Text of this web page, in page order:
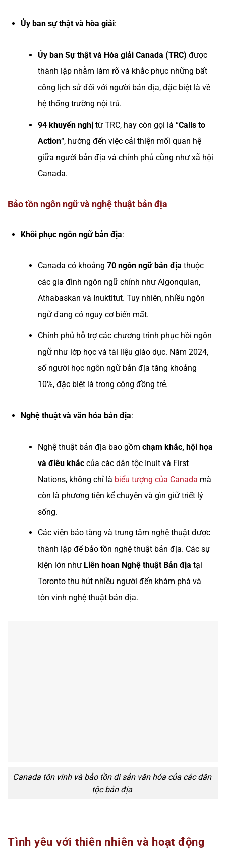
Ủy ban sự thật và hòa giải:
Ủy ban Sự thật và Hòa giải Canada (TRC) được
thành lập nhằm làm rõ và khắc phục những bất
công lịch sử đối với người bản địa, đặc biệt là về
hệ thống trường nội trú.
94 khuyến nghịtừ TRC, hay còn gọi là “Calls to
Action“, hướng đến việc cải thiện mối quan hệ
giữa người bản địa và chính phủ cũng như xã hội
Canada.
Bảo tồn ngôn ngữ và nghệ thuật bản địa
Khôi phục ngôn ngữ bản địa:
Canada có khoảng 70 ngôn ngữ bản địa thuộc
các gia đình ngôn ngữ chính như Algonquian,
Athabaskan và Inuktitut. Tuy nhiên, nhiều ngôn
ngữ đang có nguy cơ biến mất.
Chính phủ hỗ trợ các chương trình phục hồi ngôn
ngữ như lớp học và tài liệu giáo dục. Năm 2024,
số người học ngôn ngữ bản địa tăng khoảng
10%, đặc biệt là trong cộng đồng trẻ.
Nghệ thuật và văn hóa bản địa:
Nghệ thuật bản địa bao gồm chạm khắc, hội họa
và điêu khắccủa các dân tộc Inuit và First
Nations, không chỉ là biểu tượng của Canada mà
còn là phương tiện kể chuyện và gìn giữ triết lý
sống.
Các viện bảo tàng và trung tâm nghệ thuật được
thành lập để bảo tồn nghệ thuật bản địa. Các sự
kiện lớn như Liên hoan Nghệ thuật Bản địa tại
Toronto thu hút nhiều người đến khám phá và
tôn vinh nghệ thuật bản địa.
Canada tôn vinh và bảo tồn di sản văn hóa của các dân
tộc bản địa
Tình yêu với thiên nhiên và hoạt động